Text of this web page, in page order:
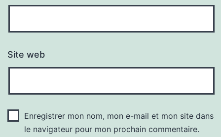
Site web
Enregistrer mon nom, mon e-mail et mon site dans
le navigateur pour mon prochain commentaire.